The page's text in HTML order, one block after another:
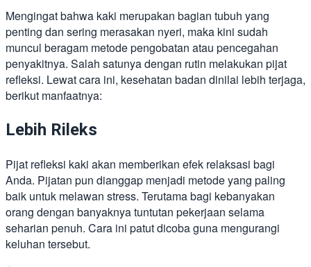
Mengingat bahwa kaki merupakan bagian tubuh yang
penting dan sering merasakan nyeri, maka kini sudah
muncul beragam metode pengobatan atau pencegahan
penyakitnya. Salah satunya dengan rutin melakukan pijat
refleksi. Lewat cara ini, kesehatan badan dinilai lebih terjaga,
berikut manfaatnya:
Lebih Rileks
Pijat refleksi kaki akan memberikan efek relaksasi bagi
Anda. Pijatan pun dianggap menjadi metode yang paling
baik untuk melawan stress. Terutama bagi kebanyakan
orang dengan banyaknya tuntutan pekerjaan selama
seharian penuh. Cara ini patut dicoba guna mengurangi
keluhan tersebut.